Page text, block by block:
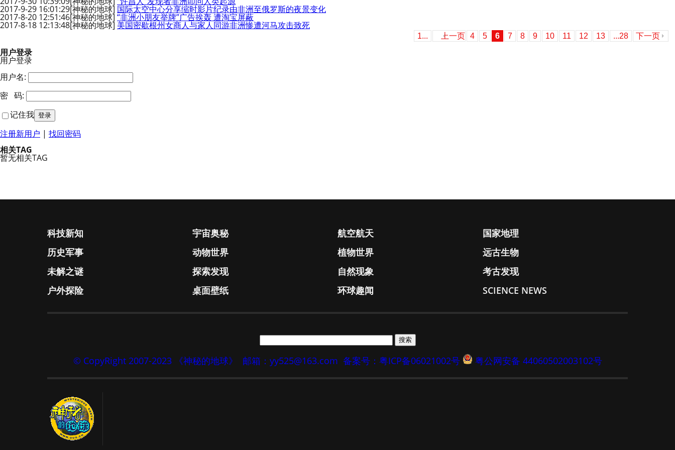
2017-9-29 16:01:29[神秘的地球] 国际太空中心分享缩时影片纪录由非洲至俄罗斯的夜景变化
2017-8-20 12:51:46[神秘的地球] “非洲小朋友举牌”广告挨轰 遭淘宝屏蔽
2017-8-18 12:13:48[神秘的地球] 美国密歇根州女商人与家人同游非洲惨遭河马攻击致死
1... 上一页 4 5 6 7 8 9 10 11 12 13 ...28 下一页
用户登录
用户登录
用户名:
密 码:
记住我
注册新用户 | 找回密码
相关TAG
暂无相关TAG
科技新知 宇宙奥秘 航空航天
国家地理
历史军事
动物世界 植物世界
远古生物
未解之谜
探索发现 自然现象
考古发现
户外探险
桌面壁纸 环球趣闻 SCIENCE NEWS
© CopyRight 2007-2023 《神秘的地球》 邮箱：yy525@163.com 备案号：粤ICP备06021002号 粤公网安备 44060502003102号